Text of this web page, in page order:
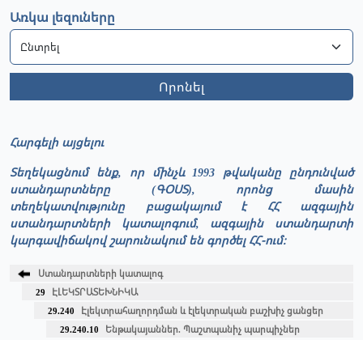
Առկա լեզուները
Որոնել
Հարգելի այցելու
Տեղեկացնում ենք, որ մինչև 1993 թվականը ընդունված
ստանդարտները (ԳՕՍՏ), որոնց մասին
տեղեկատվությունը բացակայում է ՀՀ ազգային
ստանդարտների կատալոգում, ազգային ստանդարտի
կարգավիճակով շարունակում են գործել ՀՀ-ում։
Ստանդարտների կատալոգ
29
ԷԼԵԿՏՐԱՏԵԽՆԻԿԱ
29.240
Էլեկտրահաղորդման և էլեկտրական բաշխիչ ցանցեր
29.240.10
Ենթակայաններ. Պաշտպանիչ պարպիչներ